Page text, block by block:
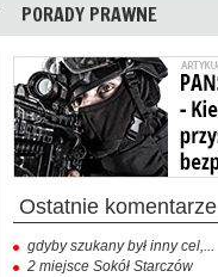
PORADY PRAWNE
ostatnie komentarze
gdyby szukany był inny cel,...
2 miejsce Sokół Starczów